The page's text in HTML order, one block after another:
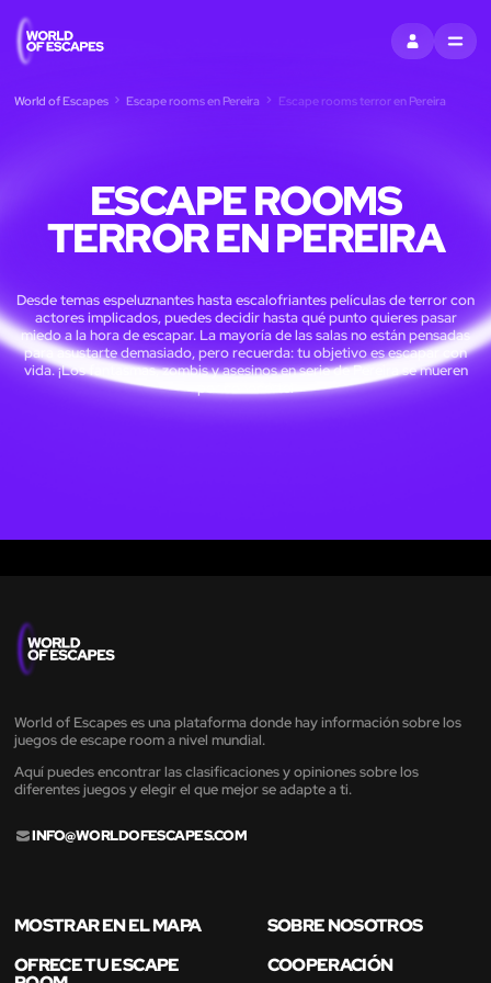
ENTRARMENU
World of Escapes Escape rooms en Pereira Escape rooms terror en Pereira
ESCAPE ROOMS
TERROR EN PEREIRA
Desde temas espeluznantes hasta escalofriantes películas de terror con
actores implicados, puedes decidir hasta qué punto quieres pasar
miedo a la hora de escapar. La mayoría de las salas no están pensadas
para asustarte demasiado, pero recuerda: tu objetivo es escapar con
vida. ¡Los fantasmas, zombis y asesinos en serie de Pereira se mueren
por conocerte!
World of Escapes es una plataforma donde hay información sobre los
juegos de escape room a nivel mundial.
Aquí puedes encontrar las clasificaciones y opiniones sobre los
diferentes juegos y elegir el que mejor se adapte a ti.
INFO@WORLDOFESCAPES.COM
MOSTRAR EN EL MAPA
SOBRE NOSOTROS
OFRECE TU ESCAPE
COOPERACIÓN